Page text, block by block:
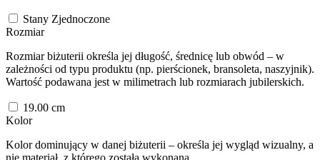
Stany Zjednoczone
Rozmiar
Rozmiar biżuterii określa jej długość, średnicę lub obwód – w
zależności od typu produktu (np. pierścionek, bransoleta, naszyjnik).
Wartość podawana jest w milimetrach lub rozmiarach jubilerskich.
19.00 cm
Kolor
Kolor dominujący w danej biżuterii – określa jej wygląd wizualny, a
nie materiał, z którego została wykonana.